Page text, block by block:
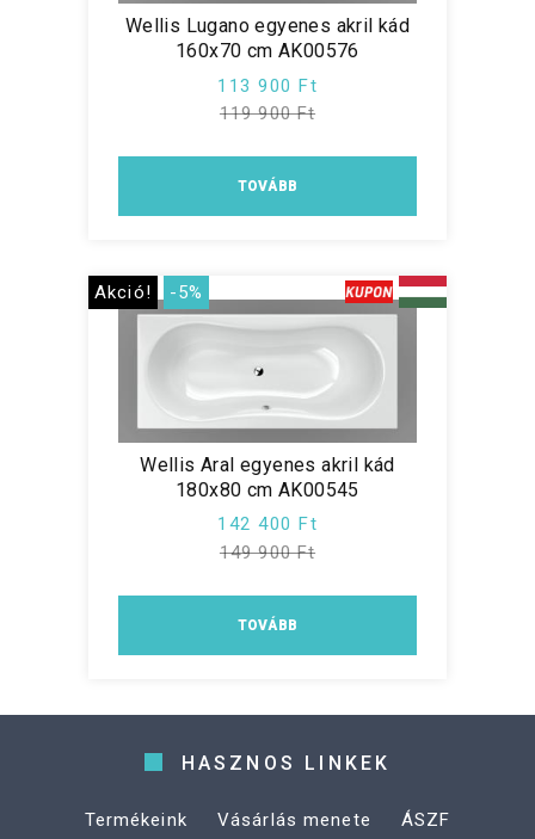
Wellis Lugano egyenes akril kád
160x70 cm AK00576
113 900 Ft
119 900 Ft
TOVÁBB
Akció! -5%
Wellis Aral egyenes akril kád
180x80 cm AK00545
142 400 Ft
149 900 Ft
TOVÁBB
HASZNOS LINKEK
Termékeink Vásárlás menete
ÁSZF